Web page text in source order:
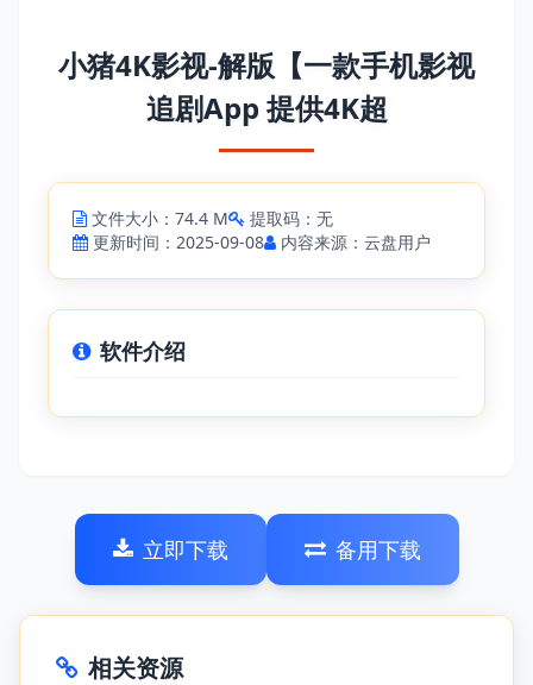
小猪4K影视-解版【一款手机影视
追剧App 提供4K超
文件大小：74.4 M
提取码：无
更新时间：2025-09-08
内容来源：云盘用户
软件介绍
立即下载 备用下载
相关资源